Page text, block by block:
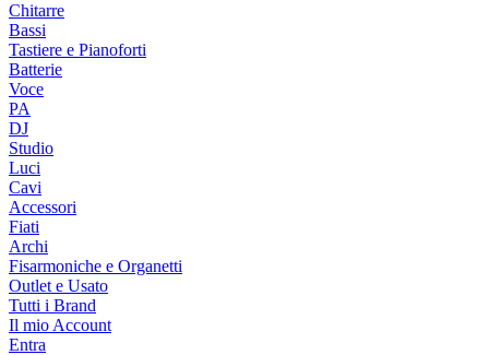
Chitarre
Bassi
Tastiere e Pianoforti
Batterie
Voce
PA
DJ
Studio
Luci
Cavi
Accessori
Fiati
Archi
Fisarmoniche e Organetti
Outlet e Usato
Tutti i Brand
Il mio Account
Entra